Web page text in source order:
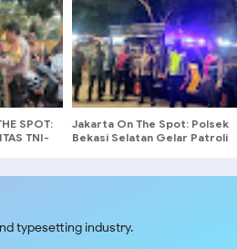
SPOT:
TNI-
Jakarta On The Spot: Polsek
Bekasi Selatan Gelar Patroli
Masyarakat
typesetting industry.